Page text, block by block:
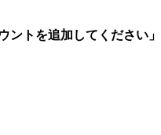
ントを追加してください」